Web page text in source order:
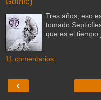
Tres años, eso
tomado
que es el tiempo
11 comentarios:
‹